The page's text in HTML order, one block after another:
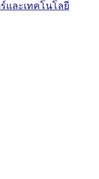
และเทคโนโลยี